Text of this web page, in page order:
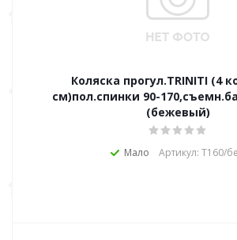
Коляска прогул.TRINITI (4
см)пол.спинки 90-
(бежевый)
Мало Артикул: Т160/